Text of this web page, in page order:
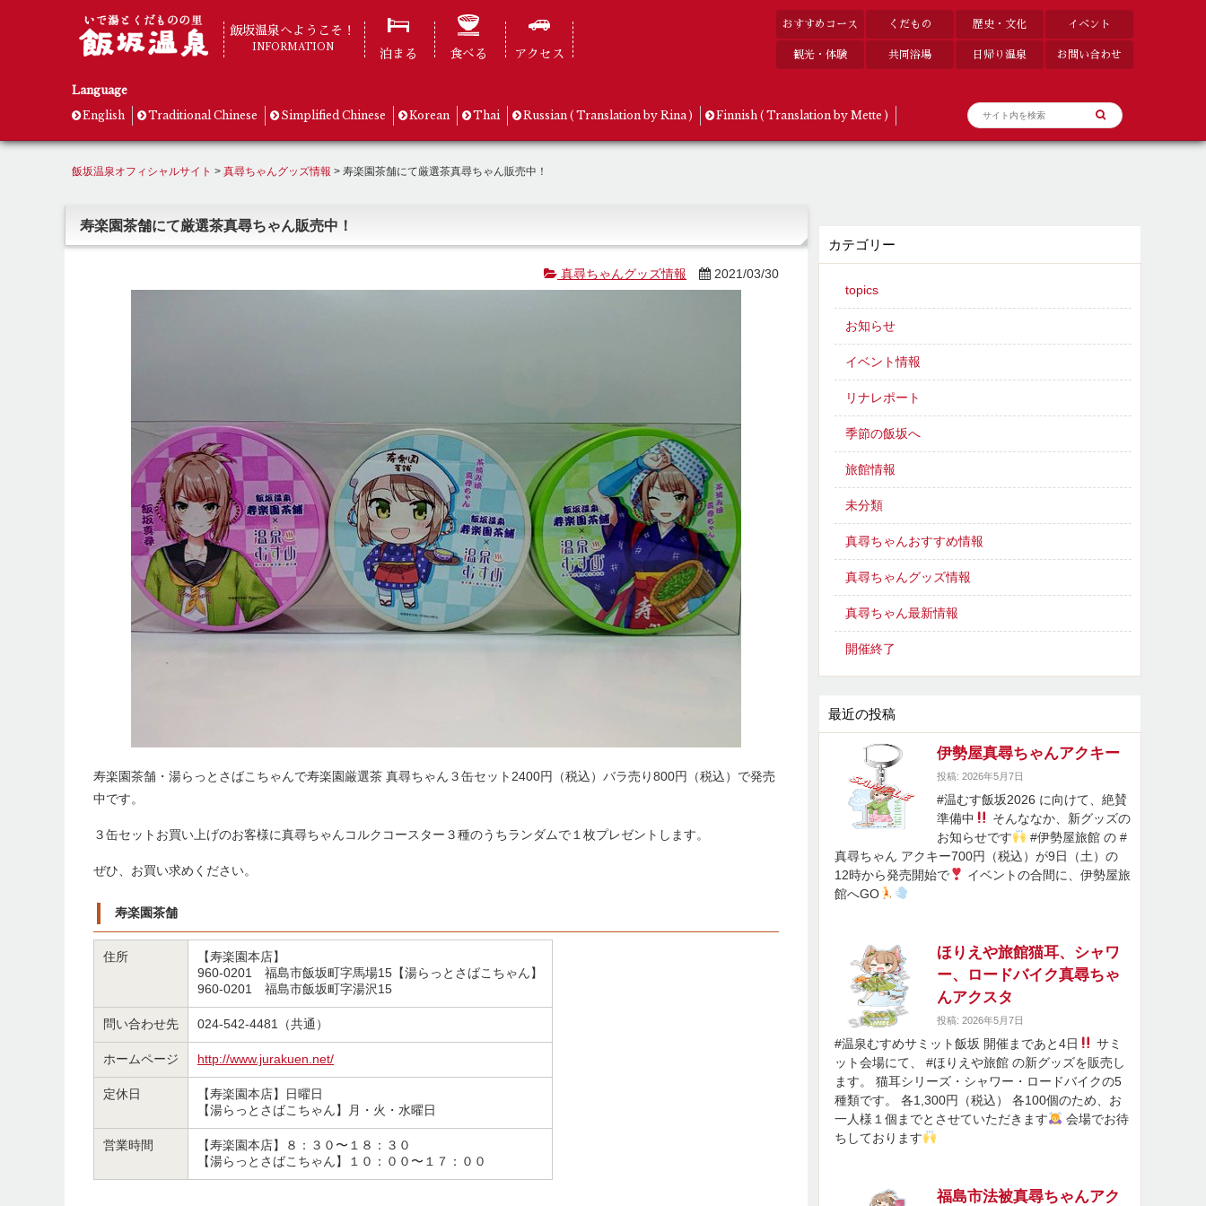
飯坂温泉へようこそ！
INFORMATION 泊まる 食べる アクセス
おすすめコース くだもの 歴史・文化 イベント
観光・体験 共同浴場 日帰り温泉 お問い合わせ
Language
English
Traditional Chinese Simplified Chinese Korean Thai Russian ( Translation by Rina ) Finnish ( Translation by Mette )
飯坂温泉オフィシャルサイト > 真尋ちゃんグッズ情報 > 寿楽園茶舗にて厳選茶真尋ちゃん販売中！
寿楽園茶舗にて厳選茶真尋ちゃん販売中！
真尋ちゃんグッズ情報 2021/03/30
寿楽園茶舗・湯らっとさばこちゃんで寿楽園厳選茶 真尋ちゃん３缶セット2400円（税込）バラ売り800円（税込）で発売
中です。
３缶セットお買い上げのお客様に真尋ちゃんコルクコースター３種のうちランダムで１枚プレゼントします。
ぜひ、お買い求めください。
寿楽園茶舗
住所
【寿楽園本店】
960-0201 福島市飯坂町字馬場15【湯らっとさばこちゃん】
960-0201 福島市飯坂町字湯沢15
問い合わせ先 024-542-4481（共通）
ホームページ http://www.jurakuen.net/
定休日
【寿楽園本店】日曜日
【湯らっとさばこちゃん】月・火・水曜日
営業時間
【寿楽園本店】８：３０〜１８：３０
【湯らっとさばこちゃん】１０：００〜１７：００
カテゴリー
topics
お知らせ
イベント情報
リナレポート
季節の飯坂へ
旅館情報
未分類
真尋ちゃんおすすめ情報
真尋ちゃんグッズ情報
真尋ちゃん最新情報
開催終了
最近の投稿
伊勢屋真尋ちゃんアクキー
投稿: 2026年5月7日
#温むす飯坂2026 に向けて、絶賛
準備中
そんななか、新グッズの
お知らせです
#伊勢屋旅館 の #
真尋ちゃん アクキー700円（税込）が9日（土）の
12時から発売開始で
イベントの合間に、伊勢屋旅
館へGO
ほりえや旅館猫耳、シャワ
ー、ロードバイク真尋ちゃ
んアクスタ
投稿: 2026年5月7日
#温泉むすめサミット飯坂 開催まであと4日
サミ
ット会場にて、 #ほりえや旅館 の新グッズを販売し
ます。 猫耳シリーズ・シャワー・ロードバイクの5
種類です。 各1,300円（税込） 各100個のため、お
一人様１個までとさせていただきます
会場でお待
ちしております
福島市法被真尋ちゃんアク